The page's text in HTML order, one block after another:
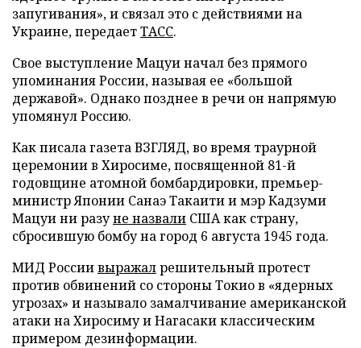
запугивания», и связал это с действиями на
Украине, передаетТАСС.
Свое выступление Мацуи начал без прямого
упоминания России, называя ее «большой
державой». Однако позднее в речи он напрямую
упомянул Россию.
Как писала газета ВЗГЛЯД, во время траурной
церемонии в Хиросиме, посвященной 81-й
годовщине атомной бомбардировки, премьер-
министр Японии Санаэ Такаити и мэр Кадзуми
Мацуи ни разуне назвали США как страну,
сбросившую бомбу на город 6 августа 1945 года.
МИД Россиивыражалрешительный протест
против обвинений со стороны Токио в «ядерных
угрозах» и называло замалчивание американской
атаки на Хиросиму и Нагасаки классическим
примером дезинформации.